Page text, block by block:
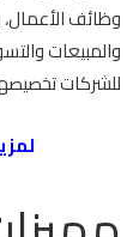
وظائف
والمبيعات
للشركات